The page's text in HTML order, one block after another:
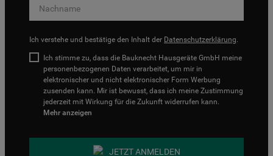
Ich verstehe und bestätige den Inhalt der Datenschutzerklärung.
Ich stimme zu, dass die Bauknecht Hausgeräte GmbH meine
personenbezogenen Daten verarbeitet, um mir in
elektronischer und nicht elektronischer Form Werbung
zusenden kann. Mir ist bewusst, dass ich meine Zustimmung
jederzeit mit Wirkung für die Zukunft widerrufen kann.
Mehr anzeigen
JETZT ANMELDEN